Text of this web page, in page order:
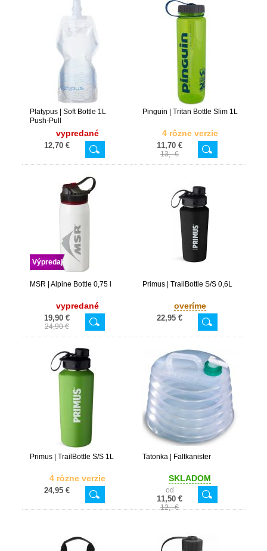
Platypus | Soft Bottle 1L
Push-Pull
vypredané
12,70 €
Pinguin | Tritan Bottle Slim 1L
4 rôzne verzie
11,70 €
13,- €
Výpredaj
MSR | Alpine Bottle 0,75 l
vypredané
19,90 €
24,90 €
Primus | TrailBottle S/S 0,6L
overíme
22,95 €
Primus | TrailBottle S/S 1L
4 rôzne verzie
24,95 €
Tatonka | Faltkanister
SKLADOM
od
11,50 €
12,- €